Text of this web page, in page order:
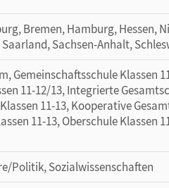
Bremen, Hamburg, Hessen,
Sachsen-Anhalt,
Gemeinschaftsschule Klassen
11-12/13, Integrierte
11-13, Kooperative
11-13, Oberschule Klassen
Politik, Sozialwissenschaften